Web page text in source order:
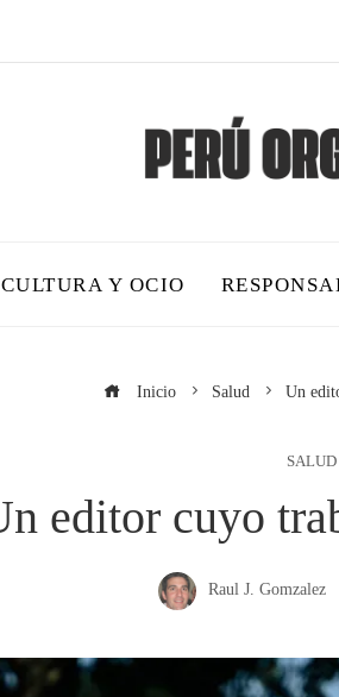
CULTURA Y OCIO
Inicio Salud Un
SALUD
editor cuyo
Raul J. Gomzalez